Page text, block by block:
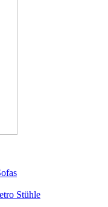
Stühle